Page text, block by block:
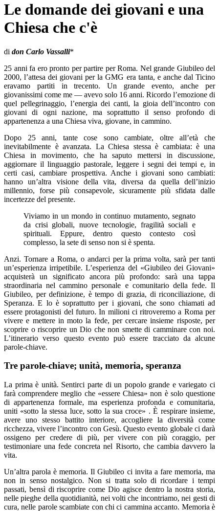
Le domande dei giovani e una
Chiesa che c'è
di don Carlo Vassalli*
25 anni fa ero pronto per partire per Roma. Nel grande Giubileo del
2000, l’attesa dei giovani per la GMG era tanta, e anche dal Ticino
eravamo partiti in trecento. Un grande evento, anche per
giovanissimi come me — avevo solo 16 anni. Ricordo l’emozione di
quel pellegrinaggio, l’energia dei canti, la gioia dell’incontro con
giovani di ogni nazione, ma soprattutto il senso profondo di
appartenenza a una Chiesa viva, giovane, in cammino.
Dopo 25 anni, tante cose sono cambiate, oltre all’età che
inevitabilmente è avanzata. La Chiesa stessa è cambiata: è una
Chiesa in movimento, che ha saputo mettersi in discussione,
aggiornare il linguaggio pastorale, leggere i segni dei tempi e, in
certi casi, cambiare prospettiva. Anche i giovani sono cambiati:
hanno un’altra visione della vita, diversa da quella dell’inizio
millennio, forse più consapevole, sicuramente più sfidata dalle
incertezze del presente.
Viviamo in un mondo in continuo mutamento, segnato
da crisi globali, nuove tecnologie, fragilità sociali e
spirituali. Eppure, dentro questo contesto così
complesso, la sete di senso non si è spenta.
Anzi. Tornare a Roma, o andarci per la prima volta, sarà per tanti
un’esperienza irripetibile. L’esperienza del «Giubileo dei Giovani»
acquisterà un significato ancora più profondo: sarà una tappa
straordinaria nel cammino personale e comunitario della fede. Il
Giubileo, per definizione, è tempo di grazia, di riconciliazione, di
Speranza. E lo è soprattutto per i giovani, che sono chiamati ad
essere protagonisti del futuro. In milioni ci ritroveremo a Roma per
vivere e mettere in moto la fede, per cercare insieme risposte, per
scoprire o riscoprire un Dio che non smette di camminare con noi.
L’itinerario verso questo evento può essere tracciato da alcune
parole-chiave.
Tre parole-chiave; unità, memoria, speranza
La prima è unità. Sentirci parte di un popolo grande e variegato ci
farà comprendere meglio che «essere Chiesa» non è solo questione
di appartenenza formale, ma esperienza profonda e comunitaria,
uniti «sotto la stessa luce, sotto la sua croce» . È respirare insieme,
avere uno stesso battito interiore, accogliere la diversità come
ricchezza, vivere l’incontro con Gesù. Questo evento globale ci darà
ossigeno per credere di più, per vivere con più coraggio, per
testimoniare una fede concreta nel Risorto, che cambia davvero la
vita.
Un’altra parola è memoria. Il Giubileo ci invita a fare memoria, ma
non in senso nostalgico. Non si tratta solo di ricordare i tempi
passati, bensì di riscoprire come Dio agisce dentro la nostra storia,
nelle pieghe della quotidianità, nei volti che incontriamo, nei gesti di
cura, nelle parole scambiate con chi ci cammina accanto. Memoria è